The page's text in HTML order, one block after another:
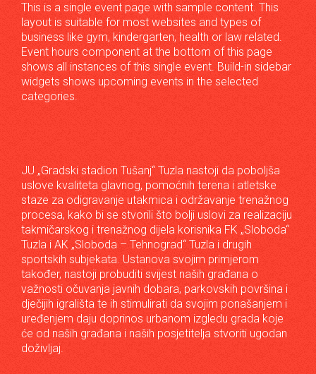
This is a single event page with sample content. This
layout is suitable for most websites and types of
business like gym, kindergarten, health or law related.
Event hours component at the bottom of this page
shows all instances of this single event. Build-in sidebar
widgets shows upcoming events in the selected
categories.
JU „Gradski stadion Tušanj“ Tuzla nastoji da poboljša
uslove kvaliteta glavnog, pomoćnih terena i atletske
staze za odigravanje utakmica i održavanje trenažnog
procesa, kako bi se stvorili što bolji uslovi za realizaciju
takmičarskog i trenažnog dijela korisnika FK „Sloboda“
Tuzla i AK „Sloboda – Tehnograd“ Tuzla i drugih
sportskih subjekata. Ustanova svojim primjerom
također, nastoji probuditi svijest naših građana o
važnosti očuvanja javnih dobara, parkovskih površina i
dječijih igrališta te ih stimulirati da svojim ponašanjem i
uređenjem daju doprinos urbanom izgledu grada koje
će od naših građana i naših posjetitelja stvoriti ugodan
doživljaj.